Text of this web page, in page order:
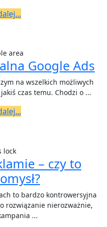
Czytaj
Google Ads
czas temu. Chodzi o ...
Czytaj
– czy to
Caps
lock
w
rozwiązanie nierozważnie,
...